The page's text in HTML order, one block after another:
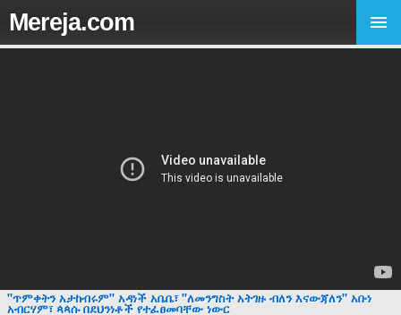
Mereja.com
"ጥምቀትን አታከብሩም" አዳነች አቤቤ፣ "ለመንግስት አትገዙ ብለን እናውጃለን" አቡነ
አብርሃም፣ ጳጳሱ በደህንነቶች የተፈፀመባቸው ነውር